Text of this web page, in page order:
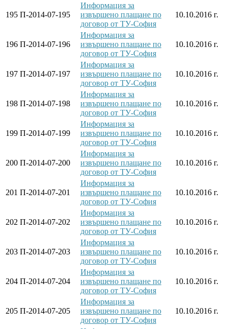
195 П-2014-07-195
Информация за
извършено плащане по
договор от ТУ-София
10.10.2016 г.
196 П-2014-07-196
Информация за
извършено плащане по
договор от ТУ-София
10.10.2016 г.
197 П-2014-07-197
Информация за
извършено плащане по
договор от ТУ-София
10.10.2016 г.
198 П-2014-07-198
Информация за
извършено плащане по
договор от ТУ-София
10.10.2016 г.
199 П-2014-07-199
Информация за
извършено плащане по
договор от ТУ-София
10.10.2016 г.
200 П-2014-07-200
Информация за
извършено плащане по
договор от ТУ-София
10.10.2016 г.
201 П-2014-07-201
Информация за
извършено плащане по
договор от ТУ-София
10.10.2016 г.
202 П-2014-07-202
Информация за
извършено плащане по
договор от ТУ-София
10.10.2016 г.
203 П-2014-07-203
Информация за
извършено плащане по
договор от ТУ-София
10.10.2016 г.
204 П-2014-07-204
Информация за
извършено плащане по
договор от ТУ-София
10.10.2016 г.
205 П-2014-07-205
Информация за
извършено плащане по
договор от ТУ-София
10.10.2016 г.